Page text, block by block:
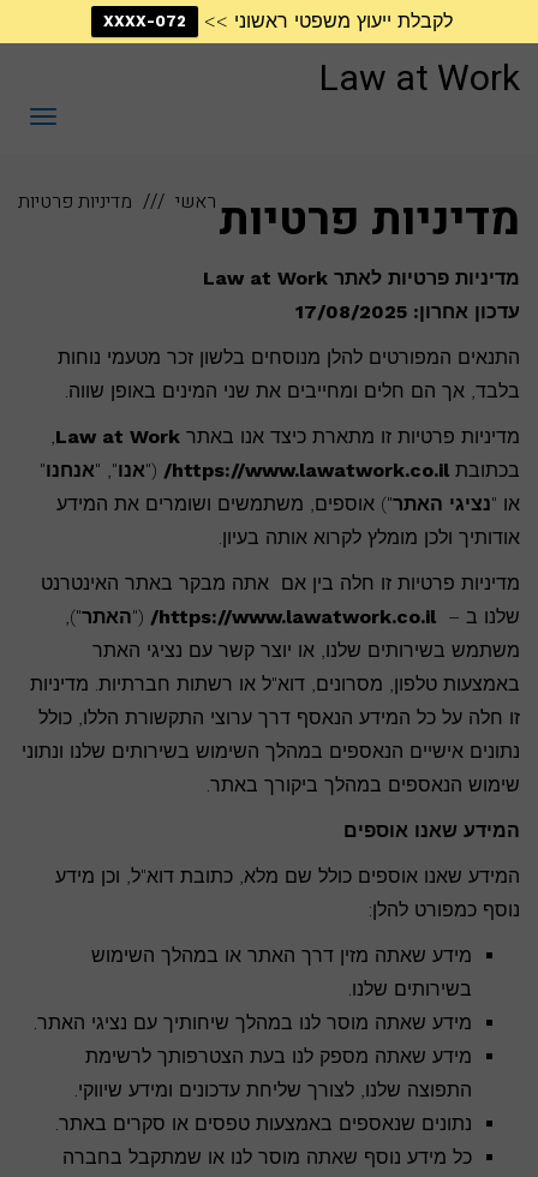
לקבלת ייעוץ משפטי ראשוני >> 072-XXXX
לתוכן
Law at Work
ראשי מדיניות פרטיות מדיניות פרטיות
מדיניות פרטיות לאתר Law at Work
עדכון אחרון: 17/08/2025
התנאים המפורטים להלן מנוסחים בלשון זכר מטעמי נוחות
בלבד, אך הם חלים ומחייבים את שני המינים באופן שווה.
מדיניות פרטיות זו מתארת כיצד אנו באתר Law at Work
,
בכתובת https://www.lawatwork.co.il/
("אנו", "אנחנו"
או "נציגי האתר") אוספים, משתמשים ושומרים את המידע
אודותיך ולכן מומלץ לקרוא אותה בעיון.
מדיניות פרטיות זו חלה בין אם אתה מבקר באתר האינטרנט
שלנו ב – https://www.lawatwork.co.il/
("האתר"),
משתמש בשירותים שלנו, או יוצר קשר עם נציגי האתר
באמצעות טלפון, מסרונים, דוא"ל או רשתות חברתיות. מדיניות
זו חלה על כל המידע הנאסף דרך ערוצי התקשורת הללו, כולל
נתונים אישיים הנאספים במהלך השימוש בשירותים שלנו ונתוני
שימוש הנאספים במהלך ביקורך באתר.
המידע שאנו אוספים
המידע שאנו אוספים כולל שם מלא, כתובת דוא"ל, וכן מידע
נוסף כמפורט להלן:
מידע שאתה מזין דרך האתר או במהלך השימוש
בשירותים שלנו.
מידע שאתה מוסר לנו במהלך שיחותיך עם נציגי האתר.
מידע שאתה מספק לנו בעת הצטרפותך לרשימת
התפוצה שלנו, לצורך שליחת עדכונים ומידע שיווקי.
נתונים שנאספים באמצעות טפסים או סקרים באתר.
כל מידע נוסף שאתה מוסר לנו או שמתקבל בחברה